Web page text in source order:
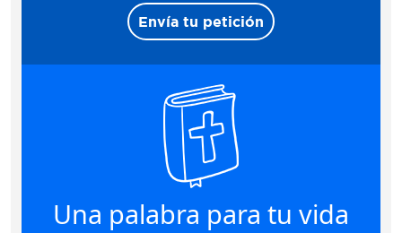
Envía tu petición
Una palabra para tu vida